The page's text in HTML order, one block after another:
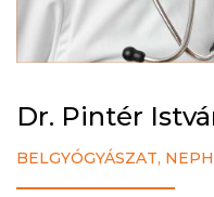
Dr. Pintér
BELGYÓGYÁSZAT,